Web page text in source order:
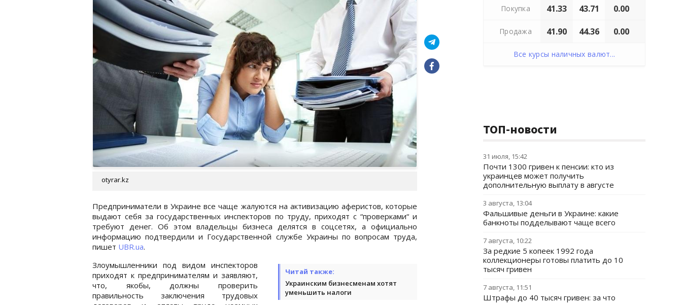
otyrar.kz
Предприниматели в Украине все чаще жалуются на активизацию аферистов, которые
выдают себя за государственных инспекторов по труду, приходят с “проверками“ и
требуют денег. Об этом владельцы бизнеса делятся в соцсетях, а официально
информацию подтвердили и Государственной службе Украины по вопросам труда,
пишет UBR.ua.
Читай также:
Украинским бизнесменам хотят
уменьшить налоги
Злоумышленники под видом инспекторов
приходят к предпринимателям и заявляют,
что, якобы, должны проверить
правильность заключения трудовых
Покупка 41.33 43.71 0.00
Продажа 41.90 44.36 0.00
Все курсы наличных валют...
ТОП-новости
31 июля, 15:42
Почти 1300 гривен к пенсии: кто из
украинцев может получить
дополнительную выплату в августе
3 августа, 13:04
Фальшивые деньги в Украине: какие
банкноты подделывают чаще всего
7 августа, 10:22
За редкие 5 копеек 1992 года
коллекционеры готовы платить до 10
тысяч гривен
7 августа, 11:51
Штрафы до 40 тысяч гривен: за что